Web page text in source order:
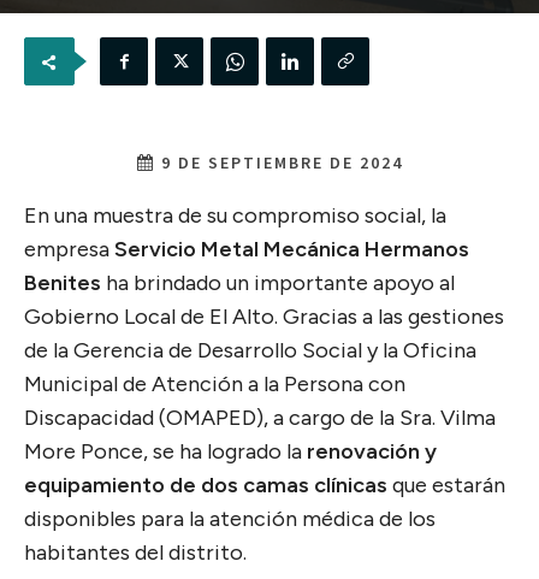
9 DE SEPTIEMBRE DE 2024
En una muestra de su compromiso social, la
empresaServicio Metal Mecánica Hermanos
Benites ha brindado un importante apoyo al
Gobierno Local de El Alto. Gracias a las gestiones
de la Gerencia de Desarrollo Social y la Oficina
Municipal de Atención a la Persona con
Discapacidad (OMAPED), a cargo de la Sra. Vilma
More Ponce, se ha logrado la renovación y
equipamiento de dos camas clínicas que estarán
disponibles para la atención médica de los
habitantes del distrito.